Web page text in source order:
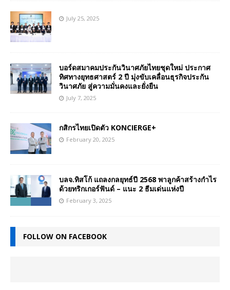
July 25, 2025
บอร์ดสมาคมประกันวินาศภัยไทยชุดใหม่ ประกาศ
ทิศทางยุทธศาสตร์ 2 ปี มุ่งขับเคลื่อนธุรกิจประกัน
วินาศภัย สู่ความมั่นคงและยั่งยืน
July 7, 2025
กสิกรไทยเปิดตัว KONCIERGE+
February 20, 2025
บลจ.ทิสโก้ แถลงกลยุทธ์ปี 2568 พาลูกค้าสร้างกำไร
ด้วยทริกเกอร์ฟันด์ – แนะ 2 ธีมเด่นแห่งปี
February 3, 2025
FOLLOW ON FACEBOOK